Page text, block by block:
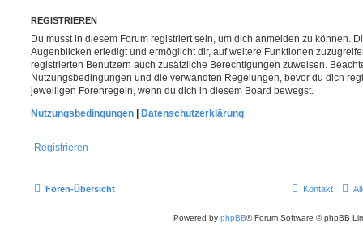
REGISTRIEREN
Du musst in diesem Forum registriert sein, um dich anmelden zu können.
Augenblicken erledigt und ermöglicht dir, auf weitere Funktionen
registrierten Benutzern auch zusätzliche Berechtigungen zuweisen.
Nutzungsbedingungen und die verwandten Regelungen, bevor du dich
jeweiligen Forenregeln, wenn du dich in diesem Board bewegst.
Nutzungsbedingungen
Datenschutzerklärung
Registrieren
Foren-Übersicht Kontakt
Powered by phpBB® Forum Software © phpBB